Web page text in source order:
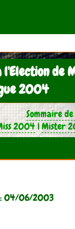
l'Election de
2004
Sommaire
2004|Mister
04/06/2003